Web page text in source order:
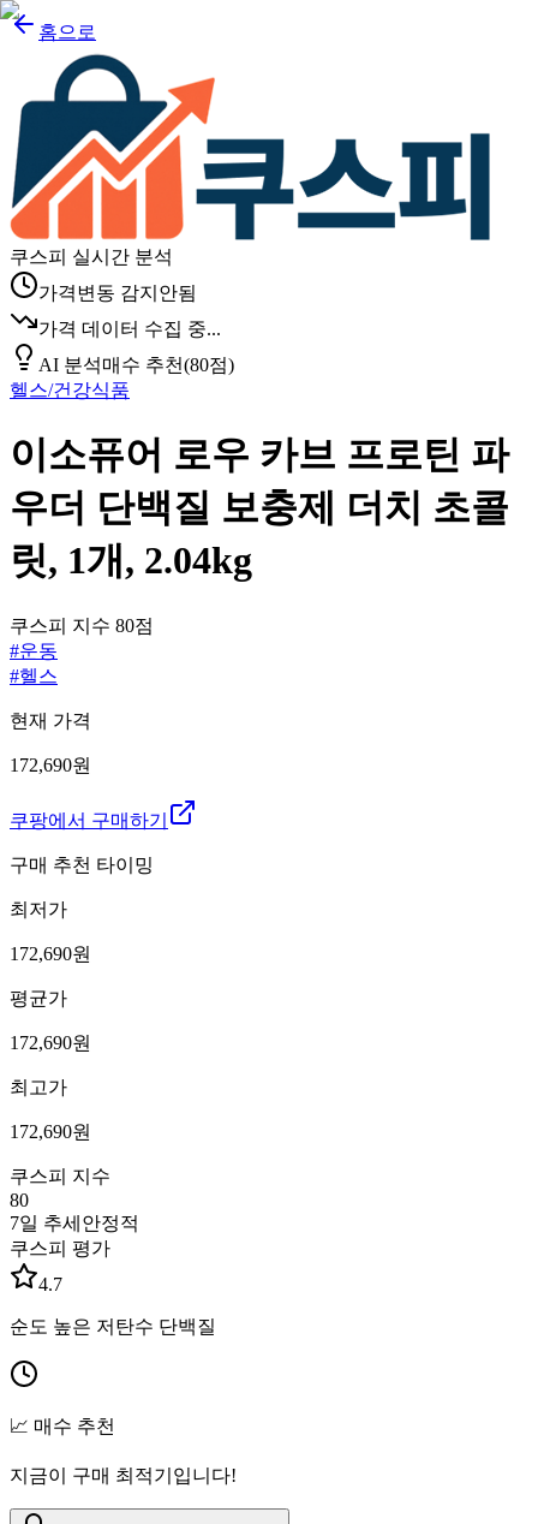
홈으로
쿠스피 실시간 분석
가격변동 감지안됨
가격 데이터 수집 중...
AI 분석매수 추천(80점)
헬스/건강식품
이소퓨어 로우 카브 프로틴 파
우더 단백질 보충제 더치 초콜
릿, 1개, 2.04kg
쿠스피 지수 80점
#운동
#헬스
현재 가격
172,690원
쿠팡에서 구매하기
구매 추천 타이밍
최저가
172,690원
평균가
172,690원
최고가
172,690원
쿠스피 지수
80
7일 추세 안정적
쿠스피 평가
4.7
순도 높은 저탄수 단백질
📈 매수 추천
지금이 구매 최적기입니다!